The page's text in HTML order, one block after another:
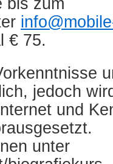
bis zum
€ 75.
jedoch
und
unter